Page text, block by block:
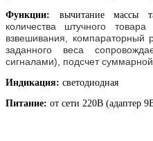
Функции: вычитание массы
количества штучного
взвешивания, компараторный
заданного веса
сигналами), подсчет
Индикация: светодиодная
Питание: от сети 220В (адаптер